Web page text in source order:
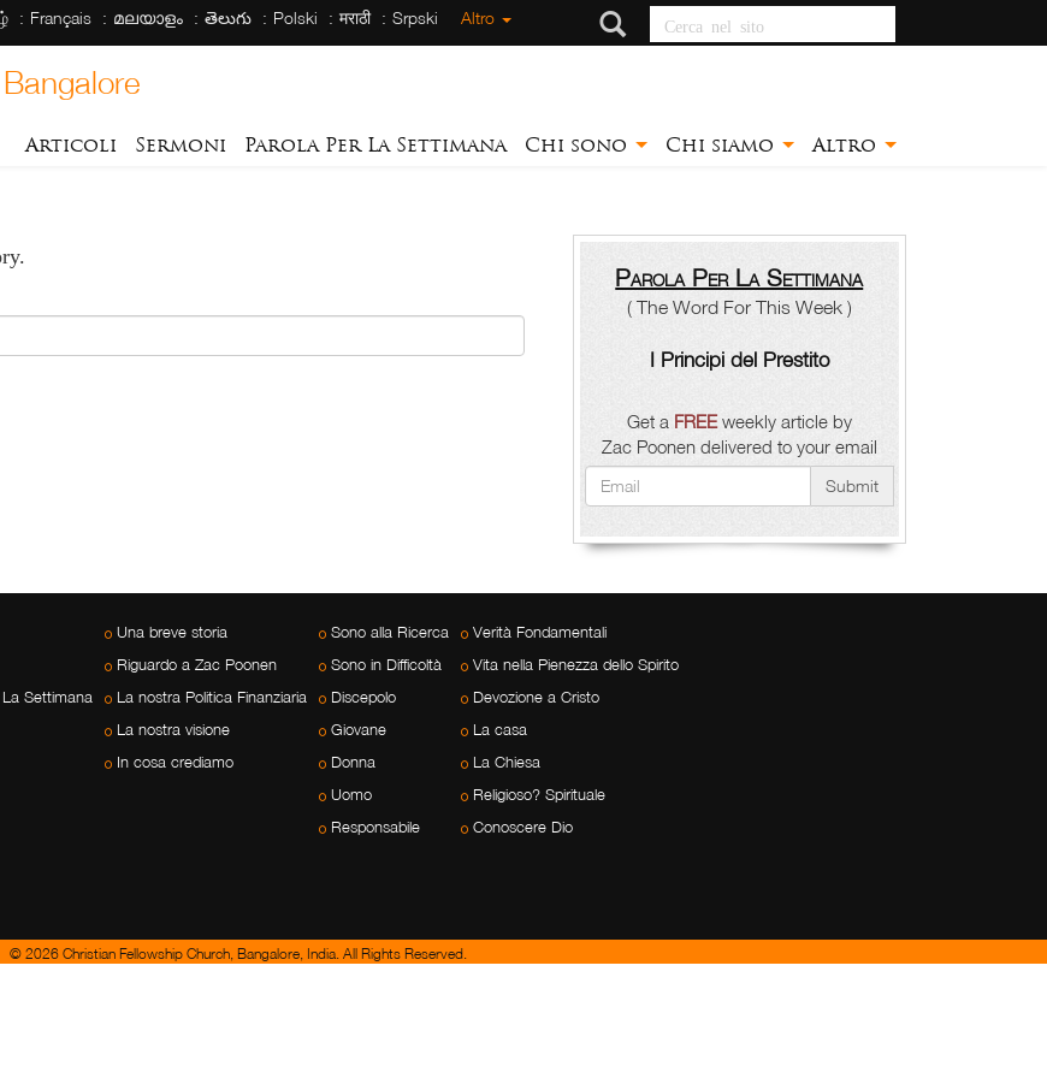
Français മലയാളം తెలుగు Polski मराठी Srpski Altro Cerca nel sito
Articoli Sermoni Parola Per La Settimana Chi sono Chi siamo Altro
Parola Per La Settimana
( The Word For This Week )
I Principi del Prestito
Get a FREEweekly article by
Zac Poonen delivered to your email
Submit
Settimana
Una breve storia
Riguardo a Zac Poonen
La nostra Politica Finanziaria
La nostra visione
In cosa crediamo
Sono alla Ricerca
Sono in Difficoltà
Discepolo
Giovane
Donna
Uomo
Responsabile
Verità Fondamentali
Vita nella Pienezza dello Spirito
Devozione a Cristo
La casa
La Chiesa
Religioso? Spirituale
Conoscere Dio
© 2026 Christian Fellowship Church, Bangalore, India. All Rights Reserved.